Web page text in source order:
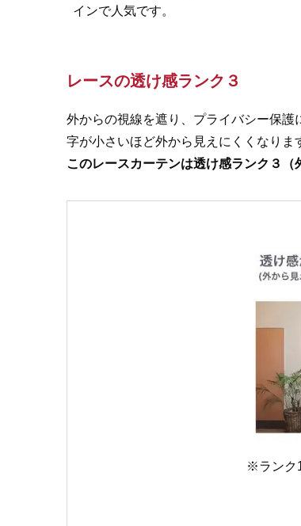
インで人気です。
レースの透け感ランク３
外からの視線を遮り、プライバシー保
字が小さいほど外から見えにくくなりま
このレースカーテンは透け感ランク３（
※ランク